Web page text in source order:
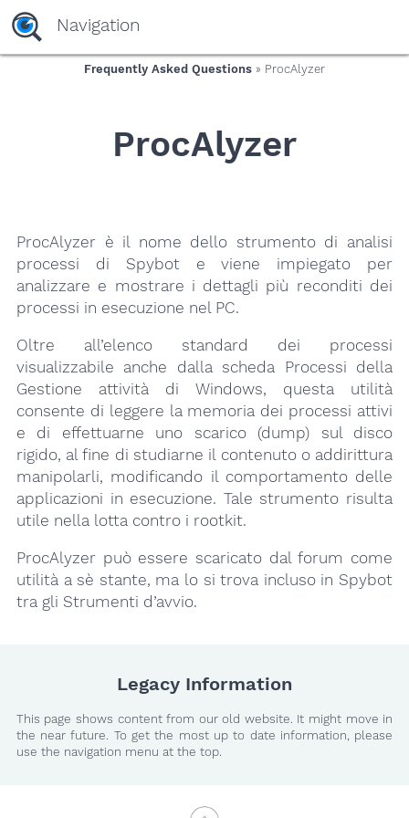
yaaaeag20
Navigation
Frequently Asked Questions » ProcAlyzer
ProcAlyzer
ProcAlyzer è il nome dello strumento di analisi
processi di Spybot e viene impiegato per
analizzare e mostrare i dettagli più reconditi dei
processi in esecuzione nel PC.
Oltre all’elenco standard dei processi
visualizzabile anche dalla scheda Processi della
Gestione attività di Windows, questa utilità
consente di leggere la memoria dei processi attivi
e di effettuarne uno scarico (dump) sul disco
rigido, al fine di studiarne il contenuto o addirittura
manipolarli, modificando il comportamento delle
applicazioni in esecuzione. Tale strumento risulta
utile nella lotta contro i rootkit.
ProcAlyzer può essere scaricato dal forum come
utilità a sè stante, ma lo si trova incluso in Spybot
tra gli Strumenti d’avvio.
Legacy Information
This page shows content from our old website. It might move in
the near future. To get the most up to date information, please
use the navigation menu at the top.